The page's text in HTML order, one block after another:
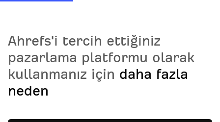
Ahrefs'i tercih ettiğiniz
pazarlama platformu olarak
kullanmanız için daha fazla
neden